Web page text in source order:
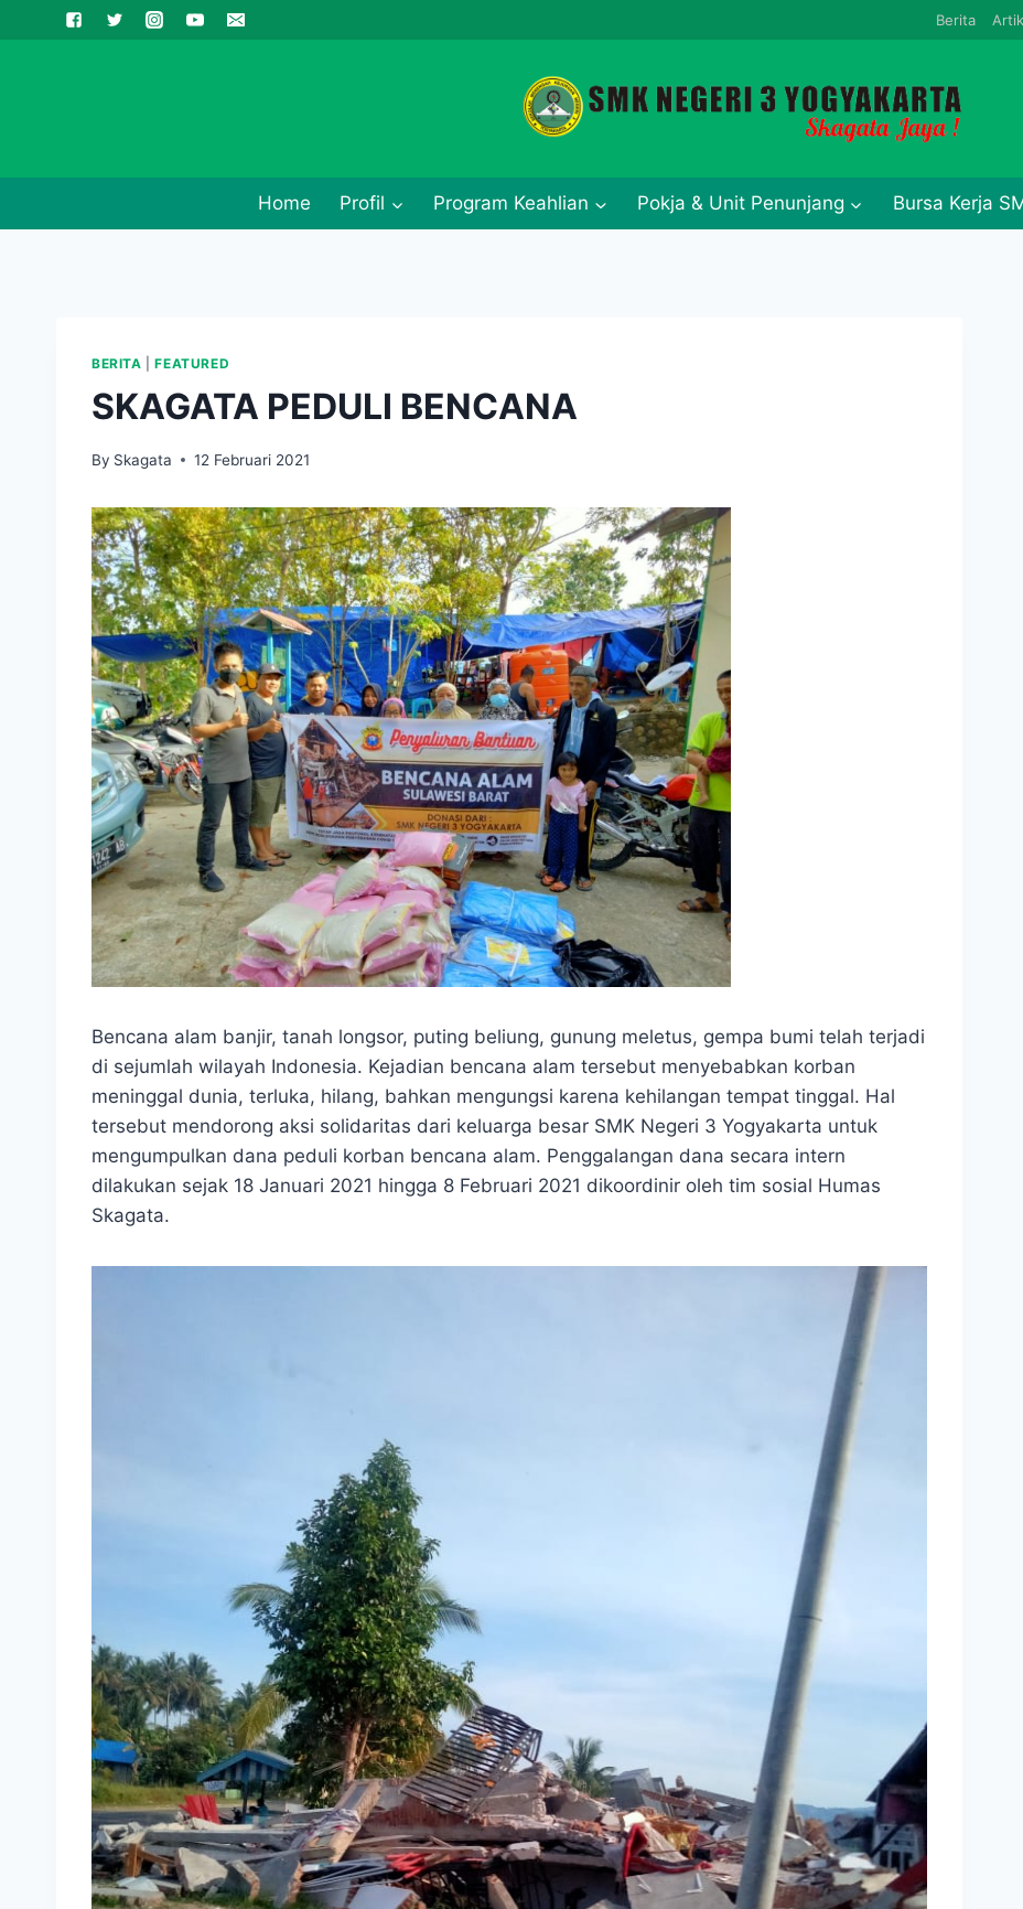
to
Berita
Home Profil Program Keahlian Pokja & Unit Penunjang Bursa Kerja
BERITA |FEATURED
SKAGATA PEDULI BENCANA
By Skagata 12 Februari 2021
Bencana alam banjir, tanah longsor, puting beliung, gunung meletus, gempa bumi telah terjadi
di sejumlah wilayah Indonesia. Kejadian bencana alam tersebut menyebabkan korban
meninggal dunia, terluka, hilang, bahkan mengungsi karena kehilangan tempat tinggal. Hal
tersebut mendorong aksi solidaritas dari keluarga besar SMK Negeri 3 Yogyakarta untuk
mengumpulkan dana peduli korban bencana alam. Penggalangan dana secara intern
dilakukan sejak 18 Januari 2021 hingga 8 Februari 2021 dikoordinir oleh tim sosial Humas
Skagata.